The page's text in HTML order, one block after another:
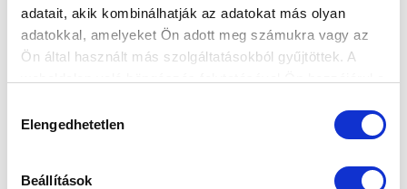
adatait, akik kombinálhatják az adatokat más olyan
adatokkal, amelyeket Ön adott meg számukra vagy az
Ön által használt más szolgáltatásokból gyűjtöttek. A
kiválasztása
Elengedhetetlen
Beállítások